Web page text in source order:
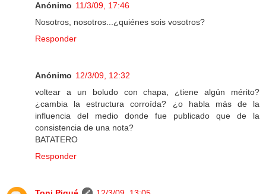
Anónimo 11/3/09, 17:46
Nosotros, nosotros...¿quiénes sois vosotros?
Responder
Anónimo 12/3/09, 12:32
voltear a un boludo con chapa, ¿tiene algún mérito?
¿cambia la estructura corroída? ¿o habla más de la
influencia del medio donde fue publicado que de la
consistencia de una nota?
BATATERO
Responder